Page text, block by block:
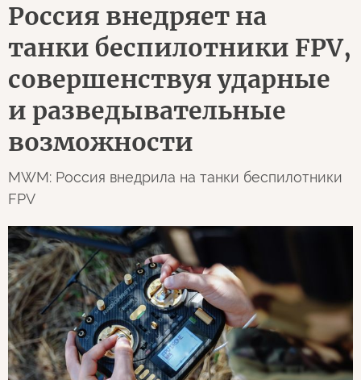
Россия внедряет на
танки беспилотники FPV,
совершенствуя ударные
и разведывательные
возможности
MWM: Россия внедрила на танки беспилотники
FPV